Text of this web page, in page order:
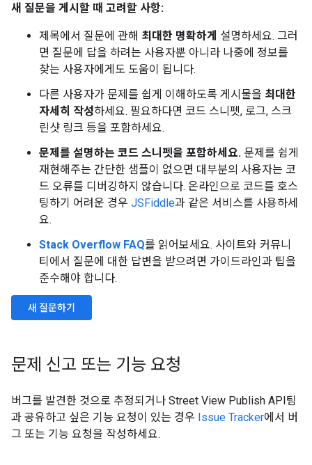
새 질문을 게시할 때 고려할 사항:
제목에서 질문에 관해 최대한 명확하게 설명하세요. 그러
면 질문에 답을 하려는 사용자뿐 아니라 나중에 정보를
찾는 사용자에게도 도움이 됩니다.
다른 사용자가 문제를 쉽게 이해하도록 게시물을 최대한
자세히 작성하세요. 필요하다면 코드 스니펫, 로그, 스크
린샷 링크 등을 포함하세요.
문제를 설명하는 코드 스니펫을 포함하세요. 문제를 쉽게
재현해주는 간단한 샘플이 없으면 대부분의 사용자는 코
드 오류를 디버깅하지 않습니다. 온라인으로 코드를 호스
팅하기 어려운 경우 JSFiddle과 같은 서비스를 사용하세
요.
Stack Overflow FAQ를 읽어보세요. 사이트와 커뮤니
티에서 질문에 대한 답변을 받으려면 가이드라인과 팁을
준수해야 합니다.
새 질문하기
문제 신고 또는 기능 요청
버그를 발견한 것으로 추정되거나 Street View Publish API팀
과 공유하고 싶은 기능 요청이 있는 경우 Issue Tracker에서 버
그 또는 기능 요청을 작성하세요.